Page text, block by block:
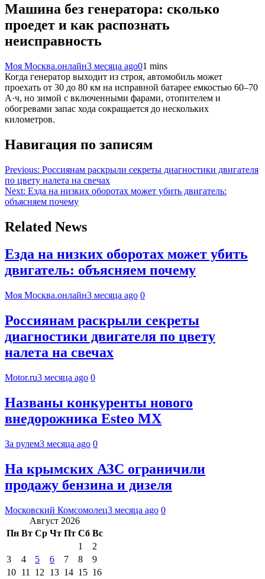
Машина без генератора: сколько
проедет и как распознать
неисправность
Моя Москва.онлайн3 месяца ago01 mins
Когда генератор выходит из строя, автомобиль может
проехать от 30 до 80 км на исправной батарее емкостью 60–70
А·ч, но зимой с включенными фарами, отопителем и
обогревами запас хода сокращается до нескольких
километров.
Навигация по записям
Previous: Россиянам раскрыли секреты диагностики двигателя
по цвету налета на свечах
Next: Езда на низких оборотах может убить двигатель:
объясняем почему
Related News
Езда на низких оборотах может убить
двигатель: объясняем почему
Моя Москва.онлайн3 месяца ago 0
Россиянам раскрыли секреты
диагностики двигателя по цвету
налета на свечах
Motor.ru3 месяца ago 0
Названы конкуренты нового
внедорожника Esteo MX
За рулем3 месяца ago 0
На крымских АЗС ограничили
продажу бензина и дизеля
Московский Комсомолец3 месяца ago 0
Август 2026
Пн Вт Ср Чт Пт Сб Вс
1
2
3
4 5 6 7 8
9
10 11 12 13 14 15 16